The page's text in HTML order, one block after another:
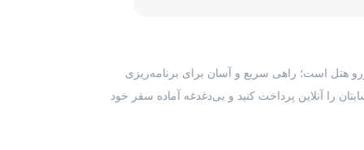
اقدام به دریافت فاکتور رسمی برای هر رزرو هتل
هتل است؛ راهی سریع و آسان برای برنامه‌ریزی
را آنلاین پرداخت کنید و بی‌دغدغه آماده سفر خود